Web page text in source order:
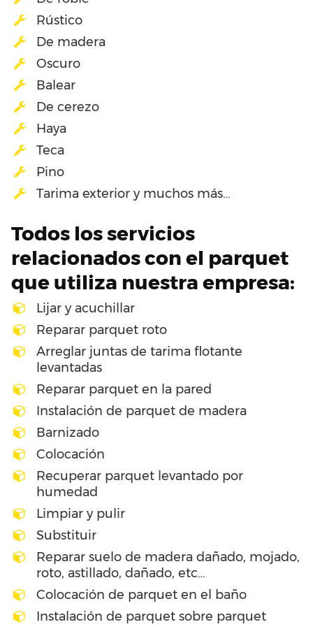
Rústico
De madera
Oscuro
Balear
De cerezo
Haya
Teca
Pino
Tarima exterior y muchos más…
Todos los servicios
relacionados con el parquet
que utiliza nuestra empresa:
Lijar y acuchillar
Reparar parquet roto
Arreglar juntas de tarima flotante
levantadas
Reparar parquet en la pared
Instalación de parquet de madera
Barnizado
Colocación
Recuperar parquet levantado por
humedad
Limpiar y pulir
Substituir
Reparar suelo de madera dañado, mojado,
roto, astillado, dañado, etc…
Colocación de parquet en el baño
Instalación de parquet sobre parquet